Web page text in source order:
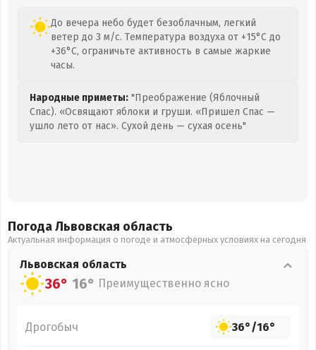
До вечера небо будет безоблачным, легкий
ветер до 3 м/с. Температура воздуха от +15°C до
+36°C, ограничьте активность в самые жаркие
часы.
Народные приметы: "Преображение (Яблочный
Спас). «Освящают яблоки и груши. «Пришел Спас —
ушло лето от нас». Сухой день — сухая осень"
Погода Львовская область
Актуальная информация о погоде и атмосферных условиях на сегодня
Львовская область
36° 16° Преимущественно ясно
Дрогобыч 36°/16°